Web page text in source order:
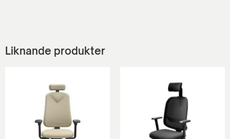
Liknande produkter